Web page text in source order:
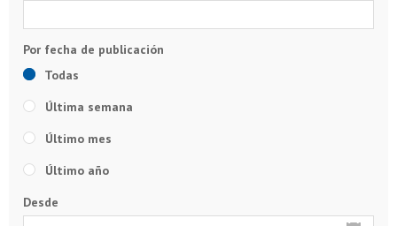
Todas
Última semana
Último mes
Último año
Desde